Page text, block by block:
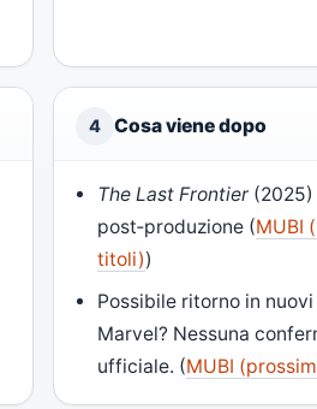
4 Cosa viene dopo
The Last Frontier (2025)
post‑produzione (MUBI
titoli))
Possibile ritorno in
Marvel? Nessuna
ufficiale. (MUBI